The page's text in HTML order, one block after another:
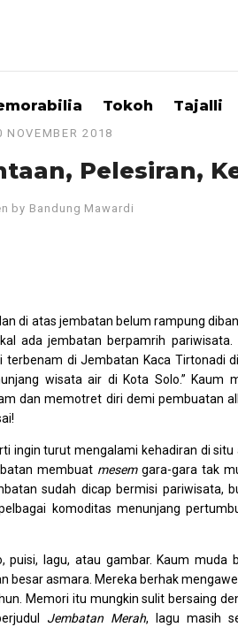
Tokoh Tajalli
NOVEMBER 2018
Pelesiran,
by Bandung Mawardi
di atas jembatan belum rampung
ada jembatan berpamrih pariwisata.
di Jembatan Kaca Tirtonadi
wisata air di Kota Solo.” Kaum
dan memotret diri demi pembuatan
ingin turut mengalami kehadiran di situ
membuat mesemgara-gara tak
sudah dicap bermisi pariwisata,
komoditas menunjang
lagu, atau gambar. Kaum muda
besar asmara. Mereka berhak
Memori itu mungkin sulit bersaing
Jembatan Merah, lagu masih